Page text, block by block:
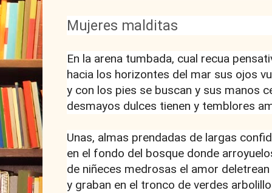
Mujeres malditas
En la arena tumbada, cual recua
hacia los horizontes del mar sus ojos
y con los pies se buscan y sus manos
desmayos dulces tienen y temblores
Unas, almas prendadas de largas
en el fondo del bosque donde
de niñeces medrosas el amor deletrean
y graban en el tronco de verdes